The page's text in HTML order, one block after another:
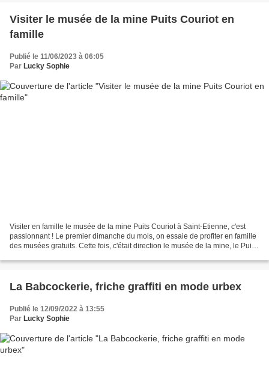
Visiter le musée de la mine Puits Couriot en
famille
Publié le 11/06/2023 à 06:05
Par Lucky Sophie
Visiter en famille le musée de la mine Puits Couriot à Saint-Etienne, c'est
passionnant ! Le premier dimanche du mois, on essaie de profiter en famille
des musées gratuits. Cette fois, c'était direction le musée de la mine, le Puits
La Babcockerie, friche graffiti en mode urbex
Publié le 12/09/2022 à 13:55
Par Lucky Sophie